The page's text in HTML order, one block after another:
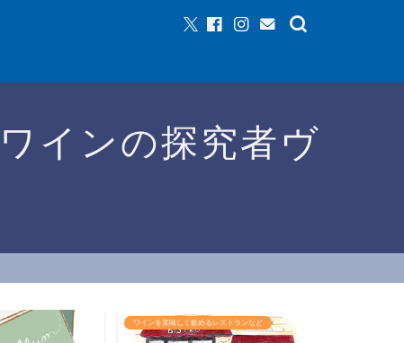
インの探究者ヴ
ワインを美味しく飲めるレストランなど